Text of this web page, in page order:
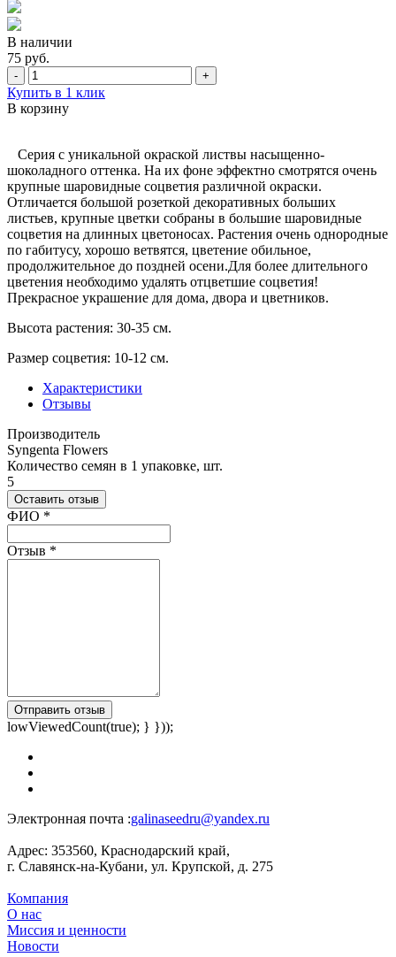
В наличии
75 руб.
- +
Купить в 1 клик
В корзину
Серия с уникальной окраской листвы насыщенно-
шоколадного оттенка. На их фоне эффектно смотрятся очень
крупные шаровидные соцветия различной окраски.
Отличается большой розеткой декоративных больших
листьев, крупные цветки собраны в большие шаровидные
соцветия на длинных цветоносах. Растения очень однородные
по габитусу, хорошо ветвятся, цветение обильное,
продолжительное до поздней осени.Для более длительного
цветения необходимо удалять отцветшие соцветия!
Прекрасное украшение для дома, двора и цветников.
Высота растения: 30-35 см.
Размер соцветия: 10-12 см.
Характеристики
Отзывы
Производитель
Syngenta Flowers
Количество семян в 1 упаковке, шт.
5
Оставить отзыв
Ваш отзыв был отправлен!
ФИО *
Отзыв *
Отправить отзыв
lowViewedCount(true); } }));
Электронная почта :galinaseedru@yandex.ru
Адрес: 353560, Краснодарский край,
г. Славянск-на-Кубани, ул. Крупской, д. 275
Компания
О нас
Миссия и ценности
Новости